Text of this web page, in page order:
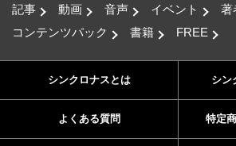
記事 動画 音声 イベント
著
コンテンツパック
書籍 FREE
シンクロナスとは シン
よくある質問 特定